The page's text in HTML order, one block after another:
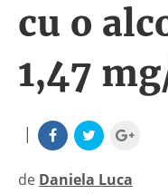
cu o
1,47
|
de Daniela Luca